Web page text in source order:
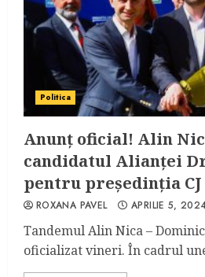
Politica
Anunț oficial! Alin
candidatul Alianței
pentru președinția
ROXANA PAVEL APRILIE 5,
Tandemul Alin Nica –
oficializat vineri. În cadrul